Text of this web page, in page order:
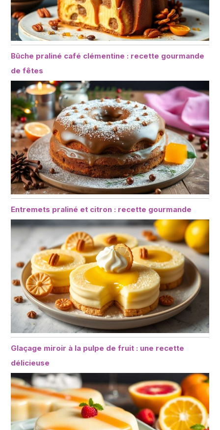
Bûche praliné café clémentine : recette gourmande
de fêtes
Entremets praliné et citron : recette gourmande
Glaçage miroir à la pulpe de fruit : une recette
délicieuse